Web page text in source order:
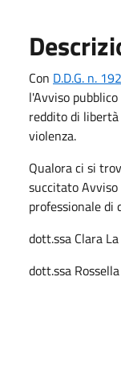
Con D.D.G. n.
l'Avviso
reddito di
violenza.
Qualora ci si
succitato
professionale di
dott.ssa Clara
dott.ssa